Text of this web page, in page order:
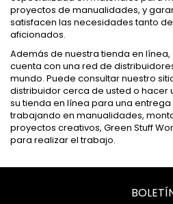
proyectos de manualidades, y
satisfacen las necesidades tanto
aficionados.
Además de nuestra tienda en línea,
cuenta con una red de
mundo. Puede consultar nuestro
distribuidor cerca de usted o
su tienda en línea para una
trabajando en manualidades,
proyectos creativos, Green Stuff
para realizar el trabajo.